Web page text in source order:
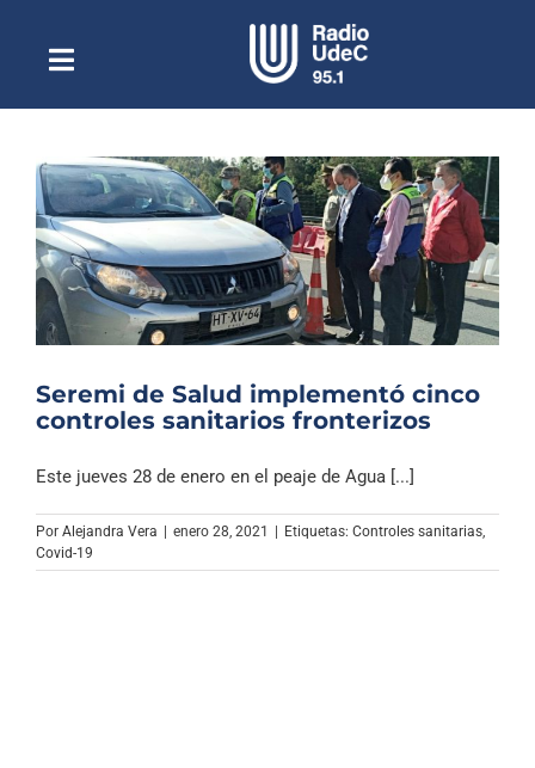
contenidoToggle
NavigationEscuchar Radio UdeC en vivo
Quiénes Somos
Programación
Podcast
Noticias
Columnas
Seremi de Salud implementó cinco
controles sanitarios fronterizos
Este jueves 28 de enero en el peaje de Agua [...]
Por Alejandra Vera | enero 28, 2021 | Etiquetas: Controles sanitarias
Covid-19